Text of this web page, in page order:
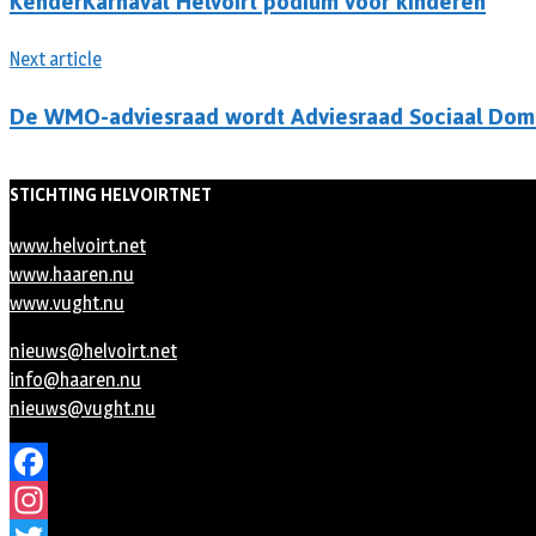
Next article
De WMO-adviesraad wordt Adviesraad Sociaal
STICHTING HELVOIRTNET
www.helvoirt.net
www.haaren.nu
www.vught.nu
nieuws@helvoirt.net
info@haaren.nu
nieuws@vught.nu
Facebook